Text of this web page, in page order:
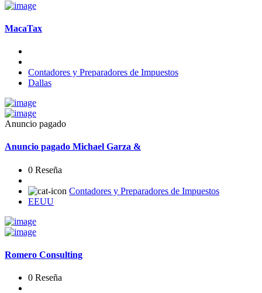
MacaTax
Contadores y Preparadores de Impuestos
Dallas
Anuncio pagado
Anuncio pagado Michael Garza &
0 Reseña
Contadores y Preparadores de Impuestos
EEUU
Romero Consulting
0 Reseña